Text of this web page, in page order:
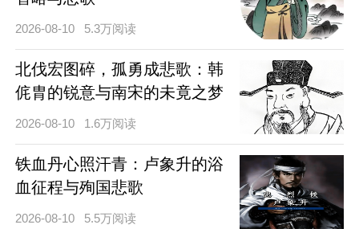
2026-08-10 5.3万阅读
北伐宏图碎，孤勇成悲歌：韩
侂胄的锐意与南宋的未竟之梦
2026-08-10 1.6万阅读
铁血丹心照汗青：卢象升的浴
血征程与殉国悲歌
2026-08-10 5.5万阅读